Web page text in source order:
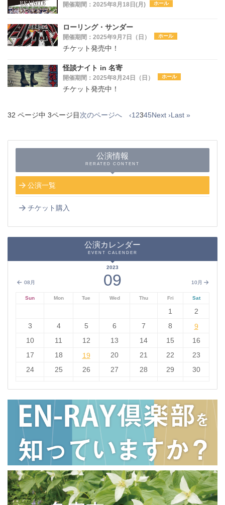
開催期間：2025年8月18日(月) ホール
ローリング・サンダー
開催期間：2025年9月7日（日） ホール
チケット発売中！
怪談ナイト in 名寄
開催期間：2025年8月24日（日） ホール
チケット発売中！
32 ページ中 3ページ目 次のページへ ‹1 2345Next ›Last »
公演情報
RERATED CONTENT
公演一覧
チケット購入
公演カレンダー
EVENT CALENDER
08月 10月
2023
09
Sun Mon Tue Wed Thu Fri Sat
1
2
3
4 5 6 7 8 9
9
10
11 12 13 14 15
16
17
18 19
19 20 21 22
23
24
25 26 27 28 29 30